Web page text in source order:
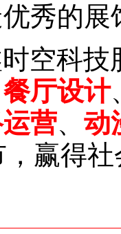
秀的展
科技
餐厅设计
营、 动
赢得